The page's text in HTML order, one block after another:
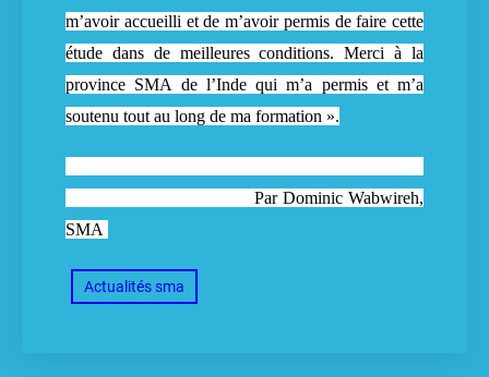
m’avoir accueilli et de m’avoir permis de faire cette
étude dans de meilleures conditions. Merci à la
province SMA de l’Inde qui m’a permis et m’a
soutenu tout au long de ma formation ».
Par Dominic Wabwireh,
SMA
Actualités sma